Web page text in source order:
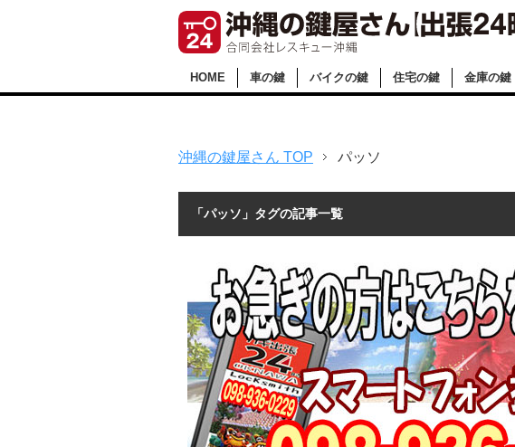
HOME 車の鍵 バイクの鍵 住宅の鍵 金庫の鍵
沖縄の鍵屋さん TOP パッソ
「パッソ」タグの記事一覧